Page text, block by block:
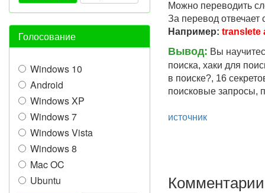
Голосование
Windows 10
Android
Windows XP
Windows 7
Windows Vista
Windows 8
Mac OC
Ubuntu
Можно переводить
За перевод отвечает
Например: translete
Вывод: Вы
поиска, хаки для
в поиске?, 16
поисковые запросы,
источник
Комментарии